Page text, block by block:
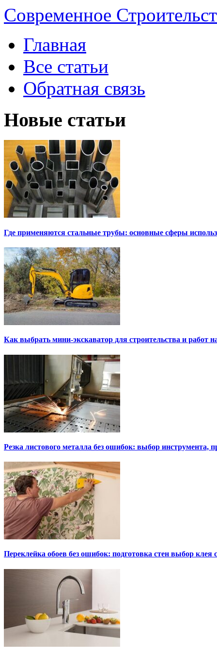
Современное
Главная
Все статьи
Обратная связь
Новые статьи
Где применяются стальные трубы: основные сферы
Как выбрать мини-экскаватор для строительства и работ
Резка листового металла без ошибок: выбор инструмента,
Переклейка обоев без ошибок: подготовка стен выбор клея